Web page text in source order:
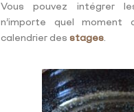
Vous pouvez intégrer
n’importe quel moment
calendrier des stages.